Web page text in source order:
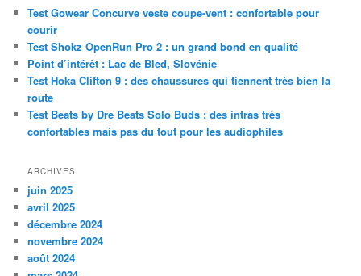
r
c
h
e
Test Gowear Concurve veste coupe-vent : confortable pour
courir
Test Shokz OpenRun Pro 2 : un grand bond en qualité
Point d’intérêt : Lac de Bled, Slovénie
Test Hoka Clifton 9 : des chaussures qui tiennent très bien la
route
Test Beats by Dre Beats Solo Buds : des intras très
confortables mais pas du tout pour les audiophiles
ARCHIVES
juin 2025
avril 2025
décembre 2024
novembre 2024
août 2024